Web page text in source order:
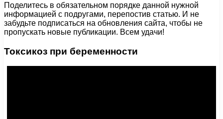
Поделитесь в обязательном порядке данной нужной
информацией с подругами, перепостив статью. И не
забудьте подписаться на обновления сайта, чтобы не
пропускать новые публикации. Всем удачи!
Токсикоз при беременности